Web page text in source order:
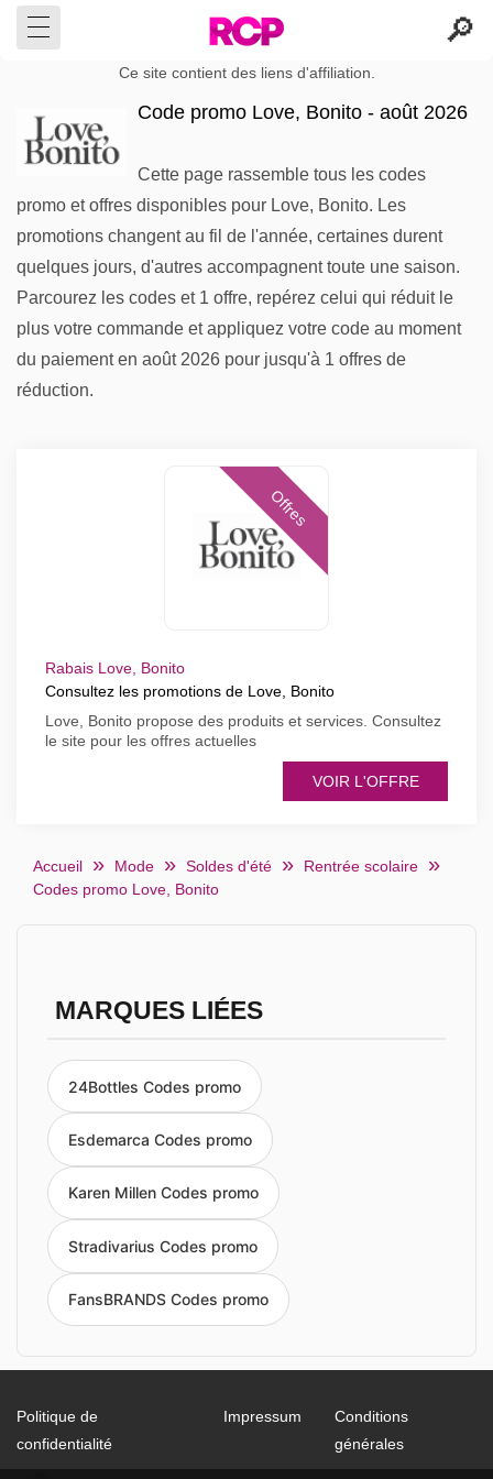
Ce site contient des liens d'affiliation.
Code promo Love, Bonito - août 2026
Cette page rassemble tous les codes
promo et offres disponibles pour Love, Bonito. Les
promotions changent au fil de l'année, certaines durent
quelques jours, d'autres accompagnent toute une saison.
Parcourez les codes et 1 offre, repérez celui qui réduit le
plus votre commande et appliquez votre code au moment
du paiement en août 2026 pour jusqu'à 1 offres de
réduction.
Offres
Rabais Love, Bonito
Consultez les promotions de Love, Bonito
Love, Bonito propose des produits et services. Consultez
le site pour les offres actuelles
VOIR L'OFFRE
Accueil Mode Soldes d'été
Rentrée scolaire
Codes promo Love, Bonito
MARQUES LIÉES
24Bottles Codes promo
Esdemarca Codes promo
Karen Millen Codes promo
Stradivarius Codes promo
FansBRANDS Codes promo
Politique de
confidentialité
Impressum
Conditions
générales